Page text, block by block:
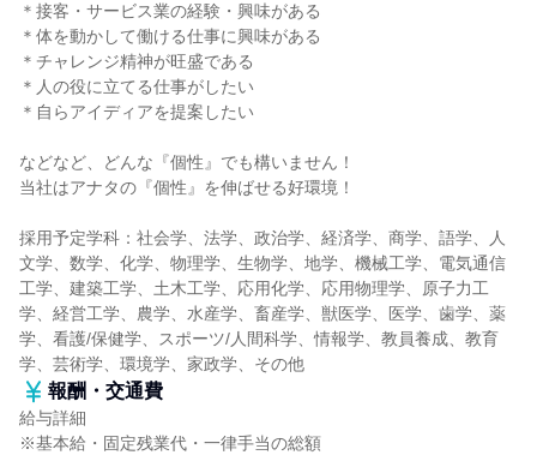
＊接客・サービス業の経験・興味がある
＊体を動かして働ける仕事に興味がある
＊チャレンジ精神が旺盛である
＊人の役に立てる仕事がしたい
＊自らアイディアを提案したい
などなど、どんな『個性』でも構いません！
当社はアナタの『個性』を伸ばせる好環境！
採用予定学科：社会学、法学、政治学、経済学、商学、語学、人
文学、数学、化学、物理学、生物学、地学、機械工学、電気通信
工学、建築工学、土木工学、応用化学、応用物理学、原子力工
学、経営工学、農学、水産学、畜産学、獣医学、医学、歯学、薬
学、看護/保健学、スポーツ/人間科学、情報学、教員養成、教育
学、芸術学、環境学、家政学、その他
報酬・交通費
給与詳細
※基本給・固定残業代・一律手当の総額